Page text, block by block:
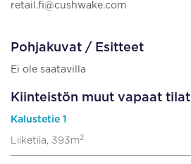
retail.fi@cushwake.com
Pohjakuvat / Esitteet
Ei ole saatavilla
Kiinteistön muut vapaat tilat
Kalustetie 1
Liiketila, 393m 2